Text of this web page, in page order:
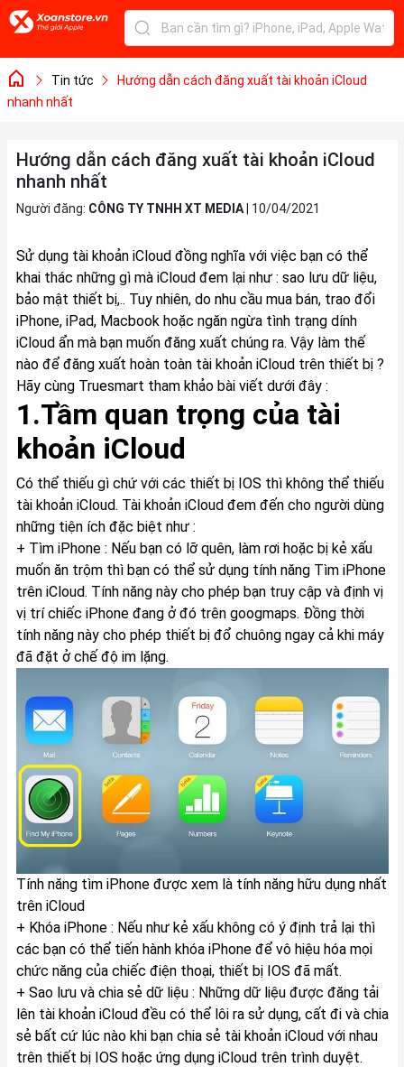
Tin tức
Hướng dẫn cách đăng xuất tài khoản iCloud
nhanh nhất
Hướng dẫn cách đăng xuất tài khoản iCloud
nhanh nhất
Người đăng: CÔNG TY TNHH XT MEDIA| 10/04/2021
Sử dụng tài khoản iCloud đồng nghĩa với việc bạn có thể
khai thác những gì mà iCloud đem lại như : sao lưu dữ liệu,
bảo mật thiết bị,.. Tuy nhiên, do nhu cầu mua bán, trao đổi
iPhone, iPad, Macbook hoặc ngăn ngừa tình trạng dính
iCloud ẩn mà bạn muốn đăng xuất chúng ra. Vậy làm thế
nào để đăng xuất hoàn toàn tài khoản iCloud trên thiết bị ?
Hãy cùng Truesmart tham khảo bài viết dưới đây :
1.Tầm quan trọng của tài
khoản iCloud
Có thể thiếu gì chứ với các thiết bị IOS thì không thể thiếu
tài khoản iCloud. Tài khoản iCloud đem đến cho người dùng
những tiện ích đặc biệt như :
+ Tìm iPhone : Nếu bạn có lỡ quên, làm rơi hoặc bị kẻ xấu
muốn ăn trộm thì bạn có thể sử dụng tính năng Tìm iPhone
trên iCloud. Tính năng này cho phép bạn truy cập và định vị
vị trí chiếc iPhone đang ở đó trên googmaps. Đồng thời
tính năng này cho phép thiết bị đổ chuông ngay cả khi máy
đã đặt ở chế độ im lặng.
Tính năng tìm iPhone được xem là tính năng hữu dụng nhất
trên iCloud
+ Khóa iPhone : Nếu như kẻ xấu không có ý định trả lại thì
các bạn có thể tiến hành khóa iPhone để vô hiệu hóa mọi
chức năng của chiếc điện thoại, thiết bị IOS đã mất.
+ Sao lưu và chia sẻ dữ liệu : Những dữ liệu được đăng tải
lên tài khoản iCloud đều có thể lôi ra sử dụng, cất đi và chia
sẻ bất cứ lúc nào khi bạn chia sẻ tài khoản iCloud với nhau
trên thiết bị IOS hoặc ứng dụng iCloud trên trình duyệt.